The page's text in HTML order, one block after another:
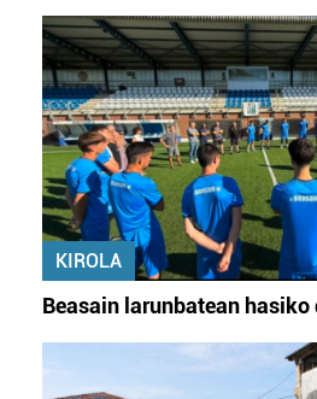
KIROLA
Beasain larunbatean hasiko